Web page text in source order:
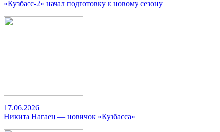
«Кузбасс-2» начал подготовку к новому сезону
17.06.2026
Никита Нагаец — новичок «Кузбасса»